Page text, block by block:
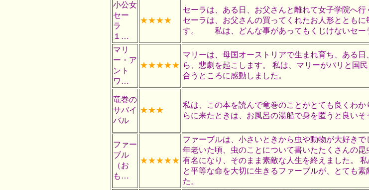
小公女
セー
ラ
１…
★★★★
セーラは、ある日、お父さんと離れて女子学院へ行
セーラは、お父さんの買ってくれたお人形とともに
す。 私は、どんな事があってもくじけないセー
マリ
ー・ア
ント
ワ…
★★★★★
マリーは、母国オーストリアで生まれ育ち、ある
ら、悲劇を起こします。 私は、マリーがパリと国
合うところに感動しました。
竜巻の
サバイ
バル
★★★
私は、この本を読んで竜巻のことがとても良くわか
らに来たときは、お風呂の湯船で身を匿うと良いそ
ファー
ブル
（お
も…
★★★★★
ファーブルは、小さいときから虫や動物が大好きで
年老いた頃、虫のことについて書いたたくさんの
有名になり、そのまま素敵な人生を終えました。
と平等な命を大切に生きるファーブルが、とても素
た。